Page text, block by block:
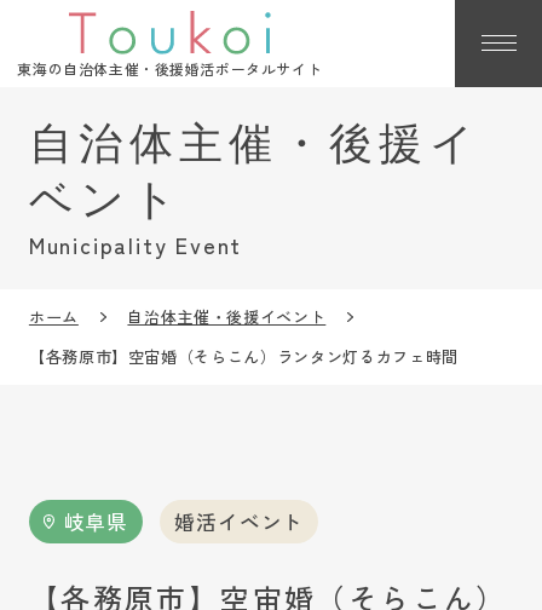
東海の自治体主催・後援婚活ポータルサイト
Municipality Event
ホーム
自治体主催・後援イベント
【各務原市】空宙婚（そらこん）ランタン灯るカフェ時間
岐阜県 婚活イベント
【各務原市】空宙婚（そらこん）